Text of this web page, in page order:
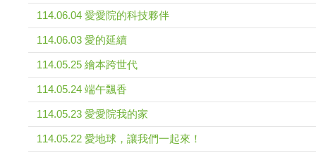
114.06.04 愛愛院的科技夥伴
114.06.03 愛的延續
114.05.25 繪本跨世代
114.05.24 端午飄香
114.05.23 愛愛院我的家
114.05.22 愛地球，讓我們一起來！